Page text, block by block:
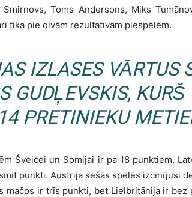
Toms Andersons, Miks
tika pie divām rezultatīvām piespēlēm.
IZLASES VĀRTUS
GUDĻEVSKIS,
PRETINIEKU
Šveicei un Somijai ir pa 18 punktiem,
punkti. Austrija sešās spēlēs izcīnījusi
mačos ir trīs punkti, bet Lielbritānija ir bez